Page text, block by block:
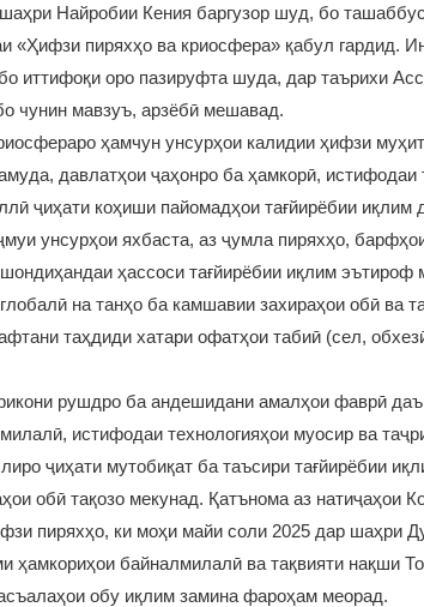
Найробии Кения баргузор шуд, бо
«Ҳифзи пиряхҳо ва криосфера» қабул гардид.
иттифоқи оро пазируфта шуда, дар таърихи
чунин мавзуъ, арзёбӣ мешавад.
ҳамчун унсурҳои калидии ҳифзи
давлатҳои ҷаҳонро ба ҳамкорӣ, истифодаи
ҷиҳати коҳиши пайомадҳои тағйирёбии иқлим
унсурҳои яхбаста, аз ҷумла пиряхҳо,
ҳассоси тағйирёбии иқлим эътироф
на танҳо ба камшавии захираҳои обӣ ва
таҳдиди хатари офатҳои табиӣ (сел,
рушдро ба андешидани амалҳои фаврӣ
истифодаи технологияҳои муосир ва
ҷиҳати мутобиқат ба таъсири тағйирёбии
обӣ тақозо мекунад. Қатънома аз натиҷаҳои
пиряхҳо, ки моҳи майи соли 2025 дар шаҳри
ҳамкориҳои байналмилалӣ ва тақвияти нақши
обу иқлим замина фароҳам меорад.